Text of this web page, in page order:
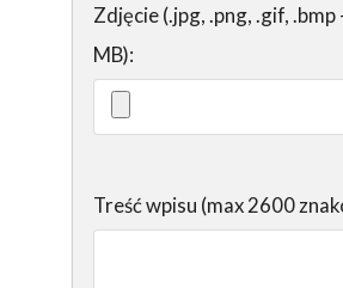
Zdjęcie (.jpg, .png, .gif, .bmp
MB):
Treść wpisu (max 2600